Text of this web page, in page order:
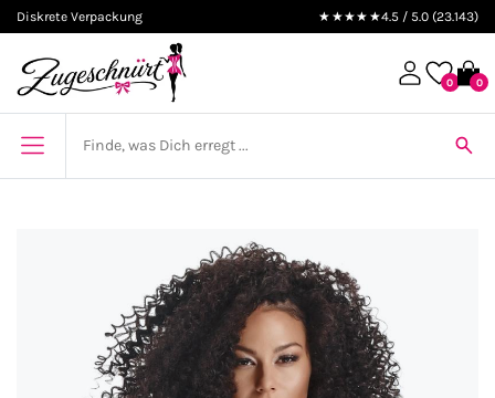
Diskrete Verpackung ★★★★★4.5 / 5.0 (23.143)
0 0